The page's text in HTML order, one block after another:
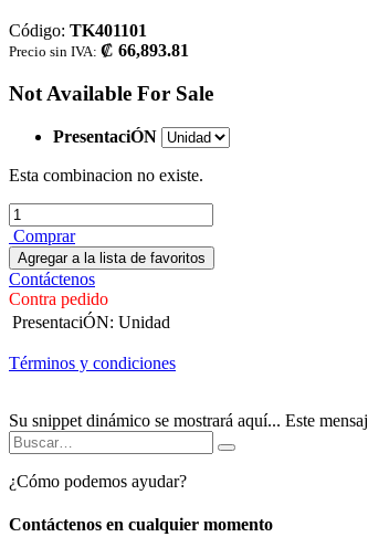
Código: TK401101
Precio sin IVA: ₡ 66,893.81
Not Available For Sale
PresentaciÓN
Esta combinacion no existe.
Comprar
Agregar a la lista de favoritos
Contáctenos
Contra pedido
PresentaciÓN: Unidad
Términos y condiciones
Su snippet dinámico se mostrará aquí... Este
¿Cómo podemos ayudar?
Contáctenos en cualquier momento